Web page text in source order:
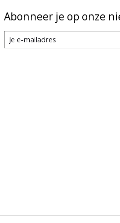
Abonneer je op onze